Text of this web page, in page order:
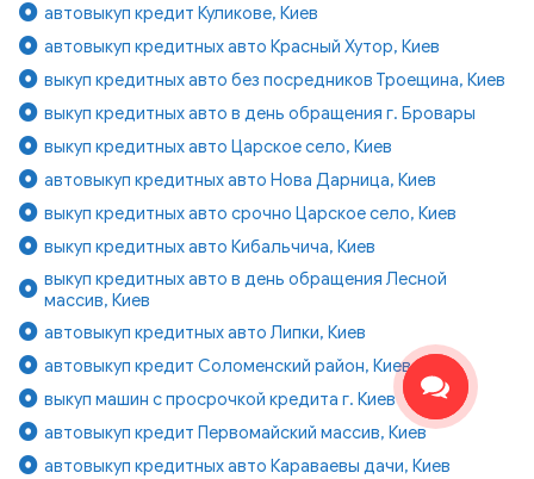
автовыкуп кредит Куликове, Киев
автовыкуп кредитных авто Красный Хутор, Киев
выкуп кредитных авто без посредников Троещина, Киев
выкуп кредитных авто в день обращения г. Бровары
выкуп кредитных авто Царское село, Киев
автовыкуп кредитных авто Нова Дарница, Киев
выкуп кредитных авто срочно Царское село, Киев
выкуп кредитных авто Кибальчича, Киев
выкуп кредитных авто в день обращения Лесной
массив, Киев
автовыкуп кредитных авто Липки, Киев
автовыкуп кредит Соломенский район, Киев
выкуп машин с просрочкой кредита г. Киев
автовыкуп кредит Первомайский массив, Киев
автовыкуп кредитных авто Караваевы дачи, Киев